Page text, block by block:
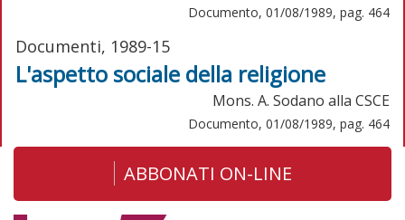
Documento, 01/08/1989, pag. 464
Documenti, 1989-15
L'aspetto sociale della religione
Mons. A. Sodano alla CSCE
Documento, 01/08/1989, pag. 464
ABBONATI ON-LINE